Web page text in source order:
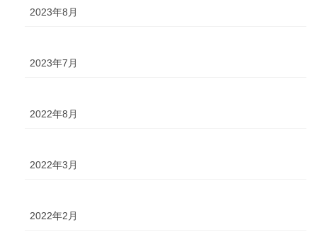
2023年8月
2023年7月
2022年8月
2022年3月
2022年2月